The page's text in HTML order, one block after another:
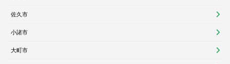
佐久市
小諸市
大町市